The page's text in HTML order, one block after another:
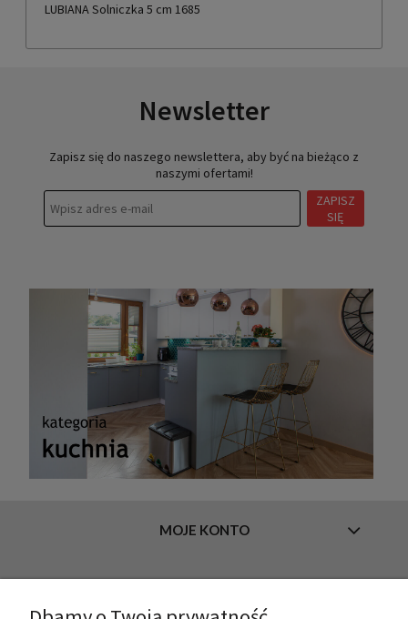
LUBIANA Solniczka 5 cm 1685
Newsletter
Zapisz się do naszego newslettera, aby być na bieżąco z
naszymi ofertami!
ZAPISZ
SIĘ
MOJE KONTO